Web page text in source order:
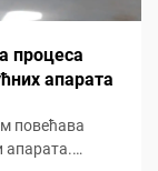
процеса
апарата
повећава
апарата.